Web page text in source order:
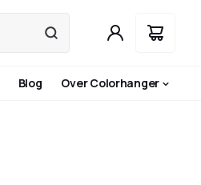
Blog Over Colorhanger